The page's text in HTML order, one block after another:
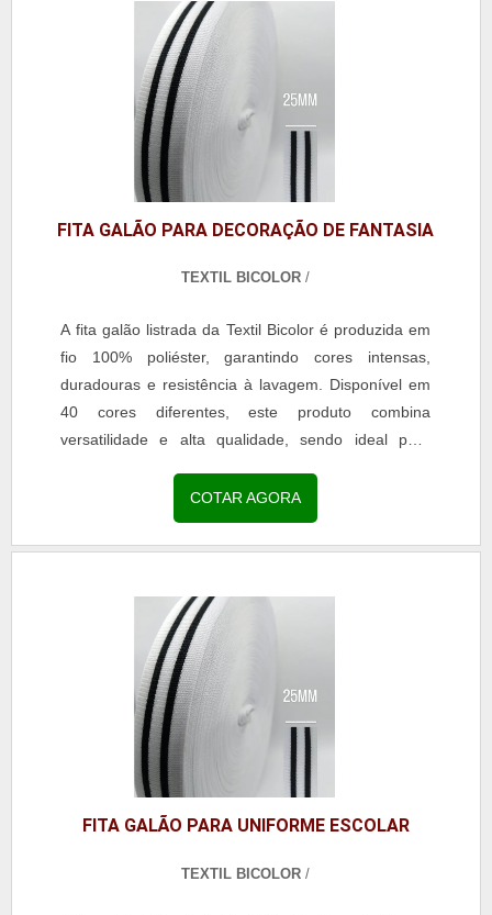
mochilas. A escolha pela fita galão listrada assegura
durabilidade, estética refinada e resistência,
agregando valor às criações e atendendo às
demandas de clientes exigentes.
FITA GALÃO PARA DECORAÇÃO DE FANTASIA
TEXTIL BICOLOR /
A fita galão listrada da Textil Bicolor é produzida em
fio 100% poliéster, garantindo cores intensas,
duradouras e resistência à lavagem. Disponível em
40 cores diferentes, este produto combina
versatilidade e alta qualidade, sendo ideal para
acabamento uniforme e toque macio, a fita é perfeita
para decoração de uniformes escolares, roupas
profissionais, jeans, calças legging, reforço de gola
mochilas. A escolha pela fita galão listrada assegura
durabilidade, estética refinada e resistência,
agregando valor às criações e atendendo às
demandas de clientes exigentes.
COTAR AGORA
FITA GALÃO PARA UNIFORME ESCOLAR
TEXTIL BICOLOR /